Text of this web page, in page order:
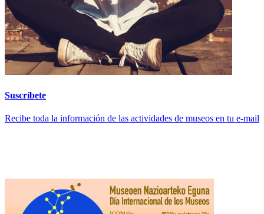
Suscríbete
Recibe toda la información de las actividades de museos en tu e-mail